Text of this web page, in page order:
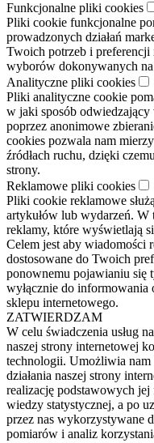
Funkcjonalne pliki cookies
Pliki cookie funkcjonalne
prowadzonych działań
Twoich potrzeb i preferencji
wyborów dokonywanych na
Analityczne pliki cookies
Pliki analityczne cookie
w jaki sposób
poprzez anonimowe
cookies pozwala nam
źródłach ruchu, dzięki
strony.
Reklamowe pliki cookies
Pliki cookie reklamowe
artykułów lub wydarzeń.
reklamy, które wyświetlają
Celem jest aby wiadomości
dostosowane do Twoich
ponownemu pojawianiu się
wyłącznie do informowania
sklepu internetowego.
ZATWIERDZAM
W celu świadczenia usług
naszej strony internetowej
technologii. Umożliwia nam
działania naszej strony
realizację podstawowych
wiedzy statystycznej, a po
przez nas wykorzystywane
pomiarów i analiz